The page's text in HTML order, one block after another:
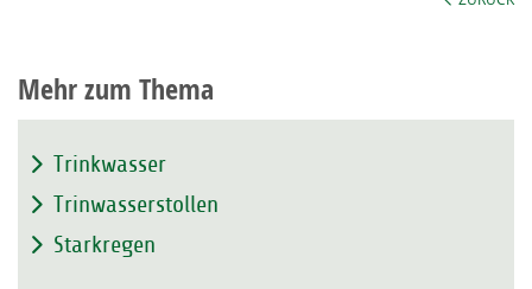
Mehr zum Thema
Trinkwasser
Trinwasserstollen
Starkregen